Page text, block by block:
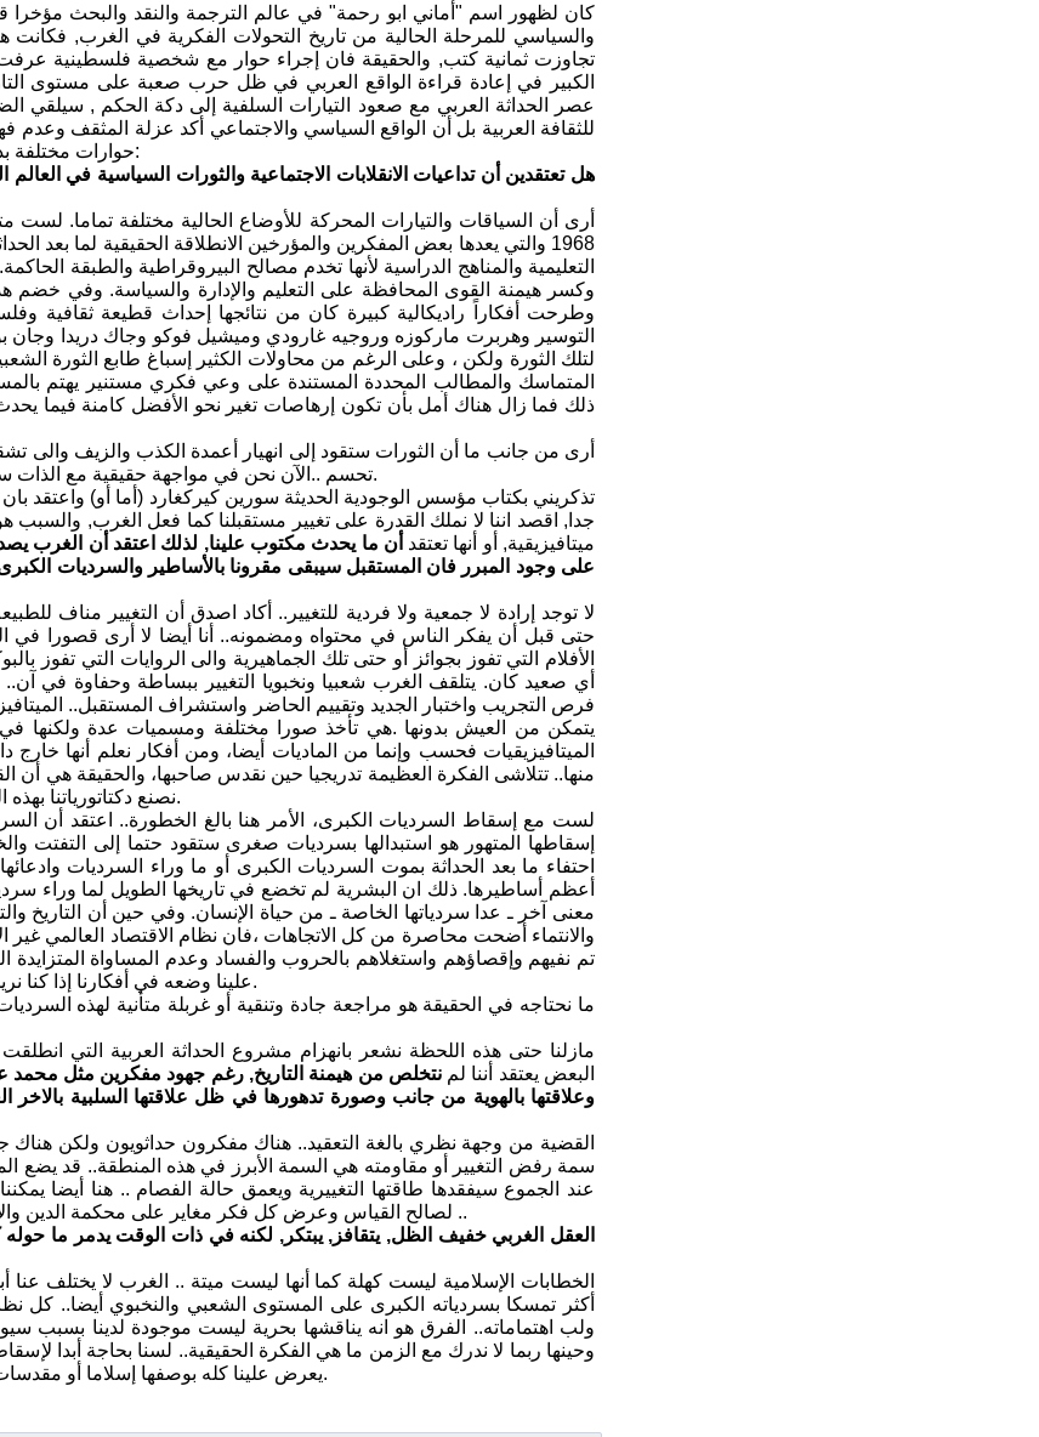
كان لظهور اسم "أماني ابو رحمة" في عالم الترجمة والنقد والبحث
والسياسي للمرحلة الحالية من تاريخ التحولات الفكرية في الغرب,
تجاوزت ثمانية كتب, والحقيقة فان إجراء حوار مع شخصية فلسطينية
الكبير في إعادة قراءة الواقع العربي في ظل حرب صعبة على مستوى
عصر الحداثة العربي مع صعود التيارات السلفية إلى دكة الحكم , سيلقي
للثقافة العربية بل أن الواقع السياسي والاجتماعي أكد عزلة المثقف وعدم
حوارات مختلفة بدأتها مع الباحثة والمترجمة أماني أبو رحمة بداية الشهر الحالي من عام 2013:
هل تعتقدين أن تداعيات الانقلابات الاجتماعية والثورات السياسية في
أرى أن السياقات والتيارات المحركة للأوضاع الحالية مختلفة تماما.
1968 والتي يعدها بعض المفكرين والمؤرخين الانطلاقة الحقيقية لما بعد
التعليمية والمناهج الدراسية لأنها تخدم مصالح البيروقراطية والطبقة
وكسر هيمنة القوى المحافظة على التعليم والإدارة والسياسة. وفي خضم
وطرحت أفكاراً راديكالية كبيرة كان من نتائجها إحداث قطيعة ثقافية
التوسير وهربرت ماركوزه وروجيه غارودي وميشيل فوكو وجاك دريدا وجان
لتلك الثورة ولكن ، وعلى الرغم من محاولات الكثير إسباغ طابع الثورة
المتماسك والمطالب المحددة المستندة على وعي فكري مستنير يهتم
ذلك فما زال هناك أمل بأن تكون إرهاصات تغير نحو الأفضل كامنة فيما
أرى من جانب ما أن الثورات ستقود إلى انهيار أعمدة الكذب والزيف والى
تحسم ..الآن نحن في مواجهة حقيقية مع الذات ستقودنا إلى مستقبل (أما أو) والأمر متروك لنا بالطبع لنحدد خارطة المستقبل.
تذكريني بكتاب مؤسس الوجودية الحديثة سورين كيركغارد (أما أو)
جدا, اقصد اننا لا نملك القدرة على تغيير مستقبلنا كما فعل الغرب, والسبب
ميتافيزيقية, أو أنها تعتقد أن ما يحدث مكتوب علينا, لذلك اعتقد أن الغرب
على وجود المبرر فان المستقبل سيبقى مقرونا بالأساطير والسرديات
لا توجد إرادة لا جمعية ولا فردية للتغيير.. أكاد اصدق أن التغيير مناف
حتى قبل أن يفكر الناس في محتواه ومضمونه.. أنا أيضا لا أرى قصورا في
الأفلام التي تفوز بجوائز أو حتى تلك الجماهيرية والى الروايات التي
أي صعيد كان. يتلقف الغرب شعبيا ونخبويا التغيير ببساطة وحفاوة في
فرص التجريب واختبار الجديد وتقييم الحاضر واستشراف المستقبل..
يتمكن من العيش بدونها .هي تأخذ صورا مختلفة ومسميات عدة ولكنها
الميتافيزيقيات فحسب وإنما من الماديات أيضا، ومن أفكار نعلم أنها خارج
منها.. تتلاشى الفكرة العظيمة تدريجيا حين نقدس صاحبها، والحقيقة هي أن
نصنع دكتاتورياتنا بهذه الطريقة وهنا نضيع القيم والأفكار أو لنقل أننا نمنع عنها التقدم والنمو والتطور.
لست مع إسقاط السرديات الكبرى، الأمر هنا بالغ الخطورة.. اعتقد أن
إسقاطها المتهور هو استبدالها بسرديات صغرى ستقود حتما إلى التفتت
احتفاء ما بعد الحداثة بموت السرديات الكبرى أو ما وراء السرديات
أعظم أساطيرها. ذلك ان البشرية لم تخضع في تاريخها الطويل لما وراء
معنى آخر ـ عدا سردياتها الخاصة ـ من حياة الإنسان. وفي حين أن التاريخ
والانتماء أضحت محاصرة من كل الاتجاهات ،فان نظام الاقتصاد العالمي غير
تم نفيهم وإقصاؤهم واستغلاهم بالحروب والفساد وعدم المساواة المتزايدة
علينا وضعه في أفكارنا إذا كنا نريد أن نسأل: لماذا ينجذب كثير من الناس إلى أشكال متعصبة ودوغمائية الدين.
ما نحتاجه في الحقيقة هو مراجعة جادة وتنقية أو غربلة متأنية لهذه
مازلنا حتى هذه اللحظة نشعر بانهزام مشروع الحداثة العربية التي
البعض يعتقد أننا لمنتخلص من هيمنة التاريخ, رغم جهود مفكرين مثل محمد
وعلاقتها بالهوية من جانب وصورة تدهورها في ظل علاقتها السلبية
القضية من وجهة نظري بالغة التعقيد.. هناك مفكرون حداثويون ولكن
سمة رفض التغيير أو مقاومته هي السمة الأبرز في هذه المنطقة.. قد يضع
عند الجموع سيفقدها طاقتها التغييرية ويعمق حالة الفصام .. هنا أيضا
لصالح القياس وعرض كل فكر مغاير على محكمة الدين والإيمان حتى لو باب مناقشته وغربلته أمورا تضيف للتعقيد تعقيدات واشكاليات ..
العقل الغربي خفيف الظل, يتقافز, يبتكر, لكنه في ذات الوقت يدمر ما
الخطابات الإسلامية ليست كهلة كما أنها ليست ميتة .. الغرب لا يختلف عنا
أكثر تمسكا بسردياته الكبرى على المستوى الشعبي والنخبوي أيضا.. كل
ولب اهتماماته.. الفرق هو انه يناقشها بحرية ليست موجودة لدينا بسبب
وحينها ربما لا ندرك مع الزمن ما هي الفكرة الحقيقية.. لسنا بحاجة أبدا
يعرض علينا كله بوصفها إسلاما أو مقدسات.. لو أننا كنا على مستوى نقاش كهذا لكان الإسلام أحد أعظم كنوزنا الفكرية.